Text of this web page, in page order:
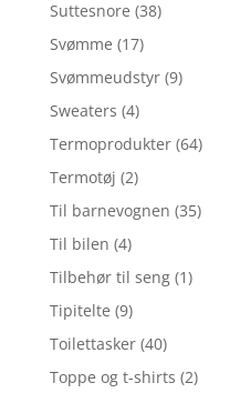
Suttesnore (38)
Svømme (17)
Svømmeudstyr (9)
Sweaters (4)
Termoprodukter (64)
Termotøj (2)
Til barnevognen (35)
Til bilen (4)
Tilbehør til seng (1)
Tipitelte (9)
Toilettasker (40)
Toppe og t-shirts (2)